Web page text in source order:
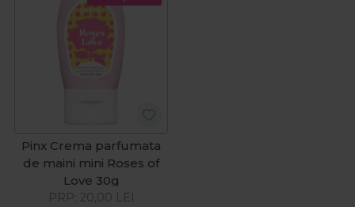
Pinx Crema parfumata
de maini mini Roses of
Love 30g
PRP: 20,00 LEI